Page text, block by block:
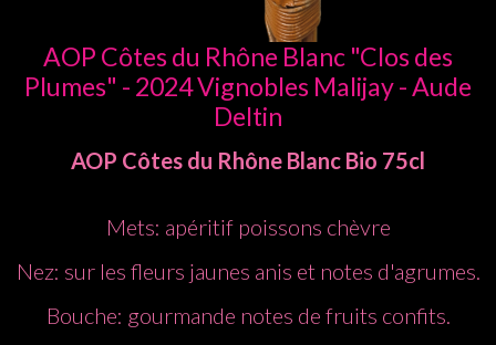
AOP Côtes du Rhône Blanc "Clos des
Plumes" - 2024 Vignobles Malijay - Aude
Deltin
AOP Côtes du Rhône Blanc Bio 75cl
Mets: apéritif poissons chèvre
Nez: sur les fleurs jaunes anis et notes d'agrumes.
Bouche: gourmande notes de fruits confits.